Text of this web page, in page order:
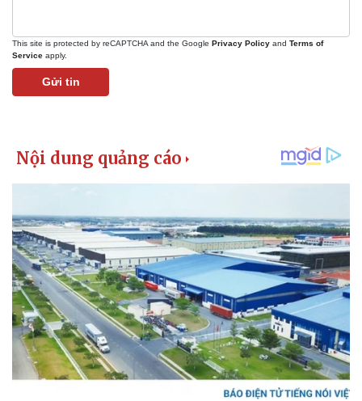
This site is protected by reCAPTCHA and the Google Privacy Policy and Terms of
Service apply.
Gửi tin